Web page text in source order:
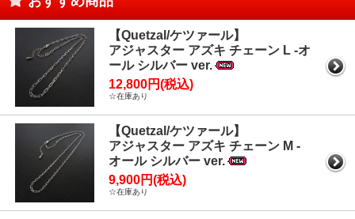
【Quetzal/ケツァール】
アジャスター アズキ チェーン L -オ
ール シルバー ver.
12,800円(税込)
☆在庫あり
【Quetzal/ケツァール】
アジャスター アズキ チェーン M -
オール シルバー ver.
9,900円(税込)
☆在庫あり